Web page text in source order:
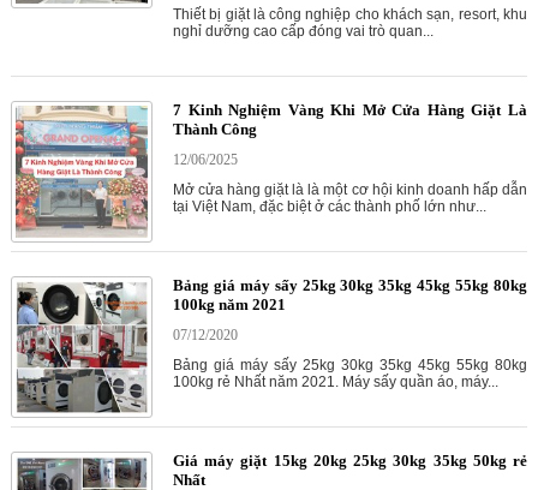
Thiết bị giặt là công nghiệp cho khách sạn, resort, khu
nghỉ dưỡng cao cấp đóng vai trò quan...
7 Kinh Nghiệm Vàng Khi Mở Cửa Hàng Giặt Là
Thành Công
12/06/2025
Mở cửa hàng giặt là là một cơ hội kinh doanh hấp dẫn
tại Việt Nam, đặc biệt ở các thành phố lớn như...
Bảng giá máy sấy 25kg 30kg 35kg 45kg 55kg 80kg
100kg năm 2021
07/12/2020
Bảng giá máy sấy 25kg 30kg 35kg 45kg 55kg 80kg
100kg rẻ Nhất năm 2021. Máy sấy quần áo, máy...
Giá máy giặt 15kg 20kg 25kg 30kg 35kg 50kg rẻ
Nhất